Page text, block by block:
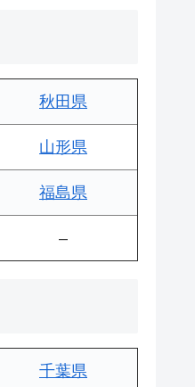
秋田県
山形県
福島県
–
千葉県